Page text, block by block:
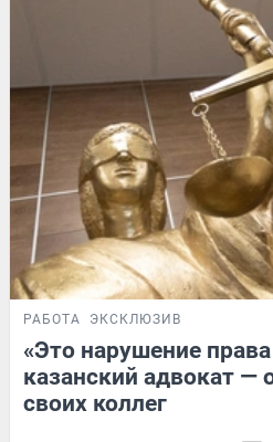
РАБОТА ЭКСКЛЮЗИВ
«Это нарушение
казанский адвокат —
своих коллег